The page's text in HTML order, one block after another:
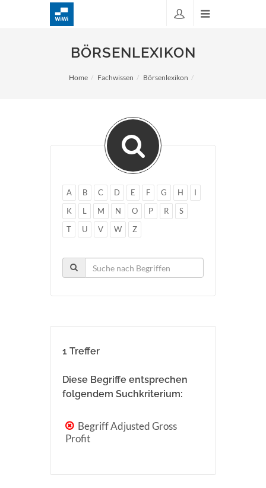
BÖRSENLEXIKON
Home Fachwissen Börsenlexikon
A B C D E F G H
I
K
L M N O P R
S
T
U V W Z
1 Treffer
Diese Begriffe entsprechen
folgendem Suchkriterium:
Begriff Adjusted Gross
Profit